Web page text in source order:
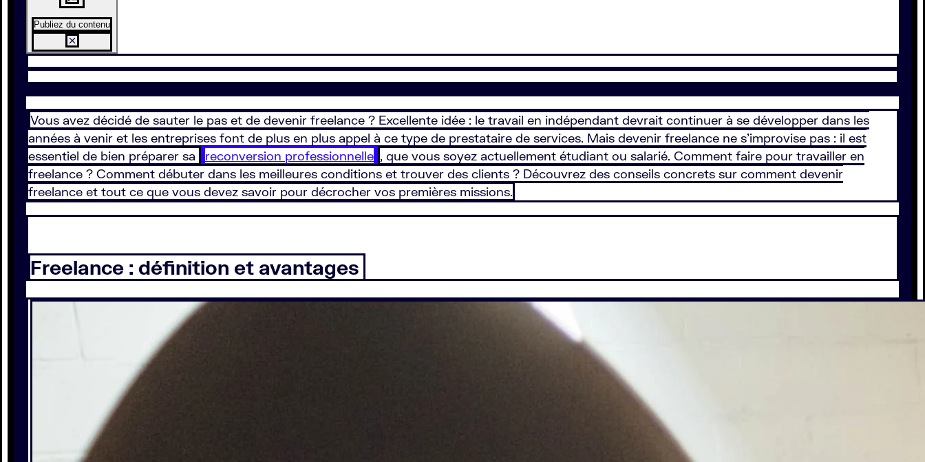
Publiez du contenu
Vous avez décidé de sauter le pas et de devenir freelance ? Excellente idée : le travail en indépendant devrait continuer à se développer dans les
années à venir et les entreprises font de plus en plus appel à ce type de prestataire de services. Mais devenir freelance ne s’improvise pas : il est
essentiel de bien préparer sa
reconversion professionnelle , que vous soyez actuellement étudiant ou salarié. Comment faire pour travailler en
freelance ? Comment débuter dans les meilleures conditions et trouver des clients ? Découvrez des conseils concrets sur comment devenir
freelance et tout ce que vous devez savoir pour décrocher vos premières missions.
Freelance : définition et avantages